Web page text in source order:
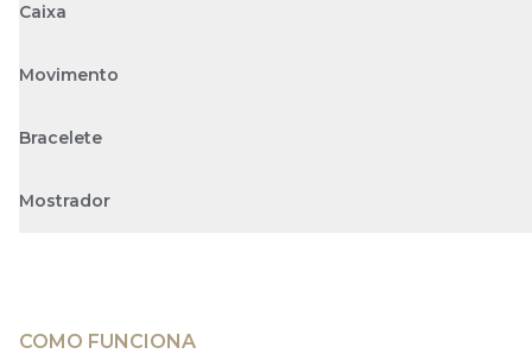
Caixa
Movimento
Bracelete
Mostrador
COMO FUNCIONA